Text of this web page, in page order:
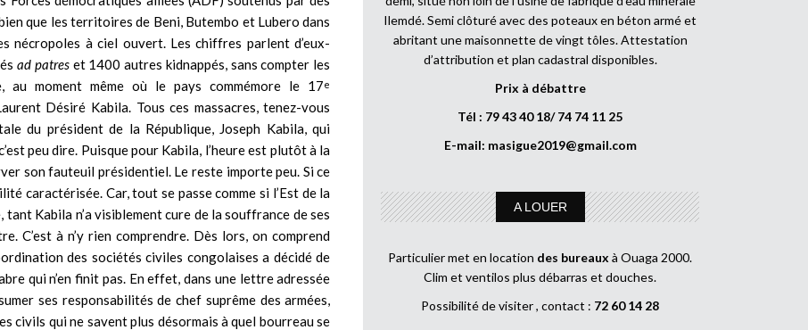
que les territoires de Beni, Butembo et Lubero dans
nécropoles à ciel ouvert. Les chiffres parlent d’eux-
ad patreset 1400 autres kidnappés, sans compter les
au moment même où le pays commémore le 17e
Désiré Kabila. Tous ces massacres, tenez-vous
du président de la République, Joseph Kabila, qui
peu dire. Puisque pour Kabila, l’heure est plutôt à la
son fauteuil présidentiel. Le reste importe peu. Si ce
caractérisée. Car, tout se passe comme si l’Est de la
Kabila n’a visiblement cure de la souffrance de ses
C’est à n’y rien comprendre. Dès lors, on comprend
des sociétés civiles congolaises a décidé de
qui n’en finit pas. En effet, dans une lettre adressée
ses responsabilités de chef suprême des armées,
civils qui ne savent plus désormais à quel bourreau se
Ilemdé. Semi clôturé avec des poteaux en béton armé et
abritant une maisonnette de vingt tôles. Attestation
d’attribution et plan cadastral disponibles.
Prix à débattre
Tél : 79 43 40 18/ 74 74 11 25
E-mail: masigue2019@gmail.com
A LOUER
Particulier met en location des bureaux à Ouaga 2000.
Clim et ventilos plus débarras et douches.
Possibilité de visiter , contact : 72 60 14 28